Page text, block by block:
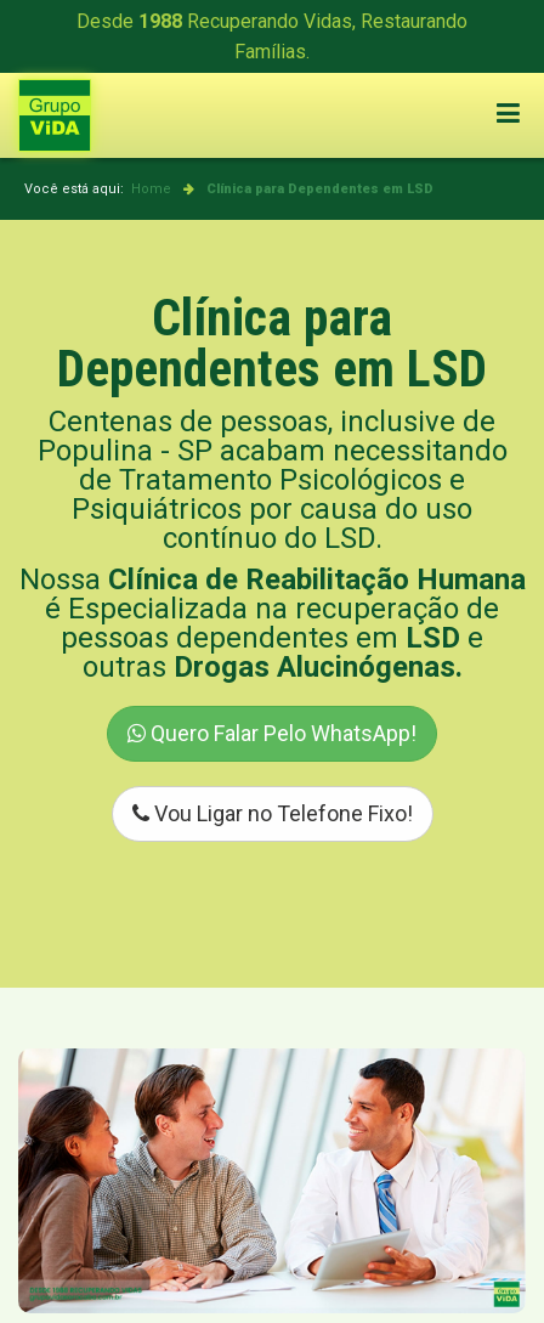
Desde 1988 Recuperando Vidas, Restaurando
Famílias.
Você está aqui: Home Clínica para Dependentes em LSD
Clínica para
Dependentes em LSD
Centenas de pessoas, inclusive de
Populina - SP acabam necessitando
de Tratamento Psicológicos e
Psiquiátricos por causa do uso
contínuo do LSD.
Nossa Clínica de Reabilitação Humana
é Especializada na recuperação de
pessoas dependentes em LSD e
outras Drogas Alucinógenas.
Quero Falar Pelo WhatsApp!
Vou Ligar no Telefone Fixo!